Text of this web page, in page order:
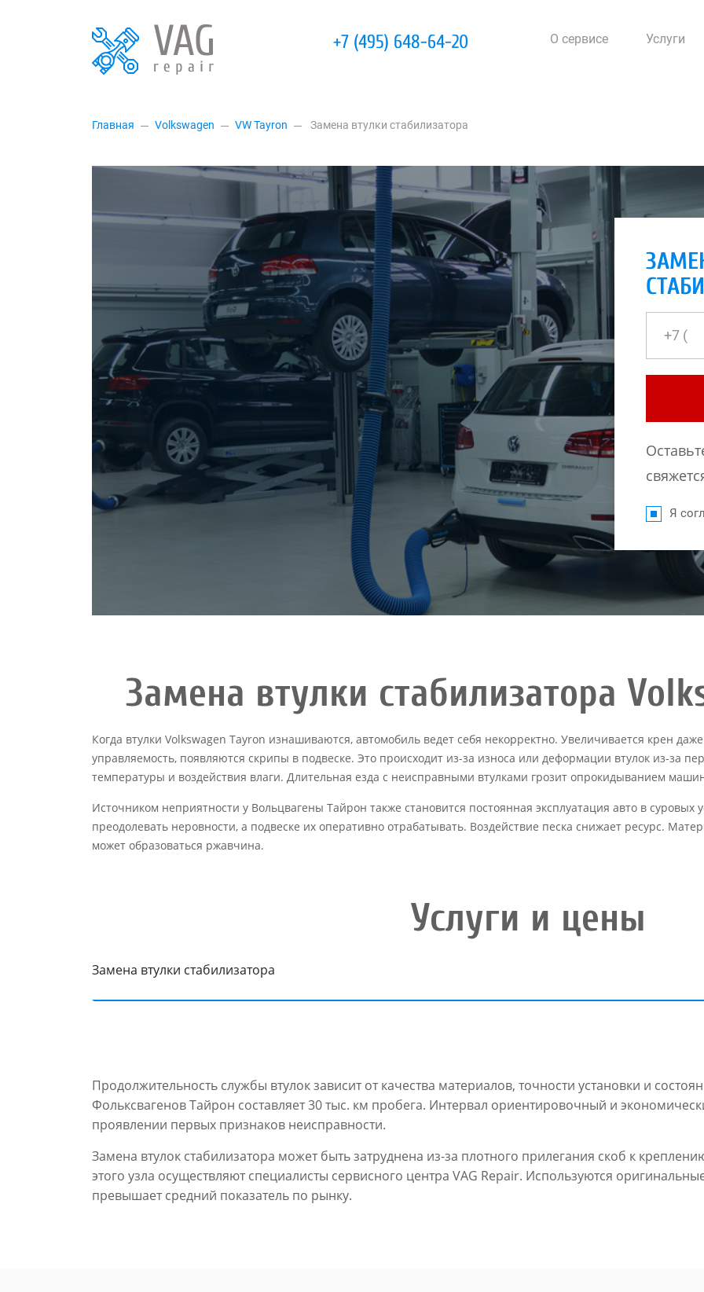
+7 (495) 648-64-20 О сервисе Услуги
Главная Volkswagen VW Tayron Замена втулки стабилизатора
Я
Замена втулки стабилизатора
Когда втулки Volkswagen Tayron изнашиваются, автомобиль ведет себя некорректно. Увеличивается крен
управляемость, появляются скрипы в подвеске. Это происходит из-за износа или деформации втулок из-за
температуры и воздействия влаги. Длительная езда с неисправными втулками грозит опрокидыванием
Источником неприятности у Вольцвагены Тайрон также становится постоянная эксплуатация авто в суровых
преодолевать неровности, а подвеске их оперативно отрабатывать. Воздействие песка снижает ресурс.
может образоваться ржавчина.
Услуги и цены
Замена втулки стабилизатора
Продолжительность службы втулок зависит от качества материалов, точности установки и
Фольксвагенов Тайрон составляет 30 тыс. км пробега. Интервал ориентировочный и
проявлении первых признаков неисправности.
Замена втулок стабилизатора может быть затруднена из-за плотного прилегания скоб к
этого узла осуществляют специалисты сервисного центра VAG Repair. Используются
превышает средний показатель по рынку.